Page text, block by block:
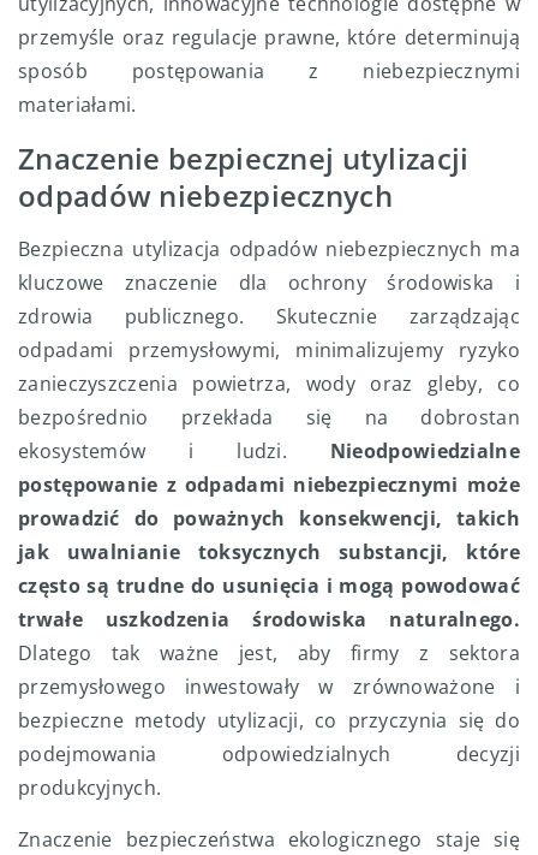
przemyśle oraz regulacje prawne, które determinują
sposób postępowania z niebezpiecznymi
materiałami.
Znaczenie bezpiecznej utylizacji
odpadów niebezpiecznych
Bezpieczna utylizacja odpadów niebezpiecznych ma
kluczowe znaczenie dla ochrony środowiska i
zdrowia publicznego. Skutecznie zarządzając
odpadami przemysłowymi, minimalizujemy ryzyko
zanieczyszczenia powietrza, wody oraz gleby, co
bezpośrednio przekłada się na dobrostan
ekosystemów i ludzi. Nieodpowiedzialne
postępowanie z odpadami niebezpiecznymi może
prowadzić do poważnych konsekwencji, takich
jak uwalnianie toksycznych substancji, które
często są trudne do usunięcia i mogą powodować
trwałe uszkodzenia środowiska naturalnego.
Dlatego tak ważne jest, aby firmy z sektora
przemysłowego inwestowały w zrównoważone i
bezpieczne metody utylizacji, co przyczynia się do
podejmowania odpowiedzialnych decyzji
produkcyjnych.
Znaczenie bezpieczeństwa ekologicznego staje się